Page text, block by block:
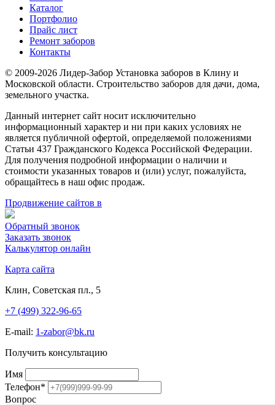
Каталог
Портфолио
Прайс лист
Ремонт заборов
Контакты
© 2009-2026 Лидер-Забор Установка заборов в Клину и
Московской области. Строительство заборов для дачи, дома,
земельного участка.
Данный интернет сайт носит исключительно
информационный характер и ни при каких условиях не
является публичной офертой, определяемой положениями
Статьи 437 Гражданского Кодекса Российской Федерации.
Для получения подробной информации о наличии и
стоимости указанных товаров и (или) услуг, пожалуйста,
обращайтесь в наш офис продаж.
Продвижение сайтов в
Обратный звонок
Заказать звонок
Калькулятор онлайн
Карта сайта
Клин, Советская пл., 5
+7 (499) 322-96-65
E-mail: 1-zabor@bk.ru
Получить консультацию
Имя
Телефон*
Вопрос